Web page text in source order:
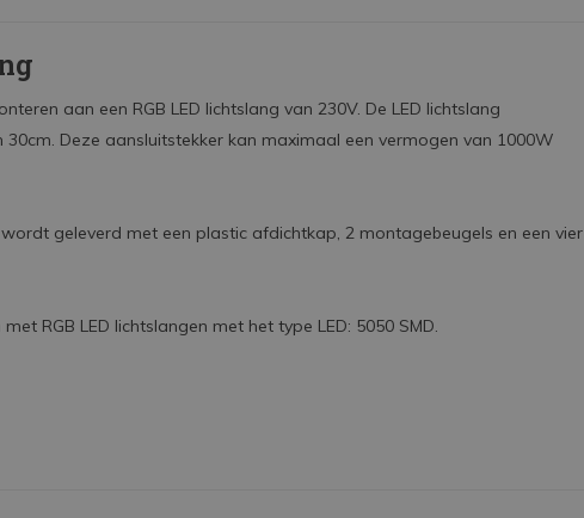
aan een RGB LED lichtslang van 230V. De LED lichtslang
Deze aansluitstekker kan maximaal een vermogen van 1000W
geleverd met een plastic afdichtkap, 2 montagebeugels en een vier
RGB LED lichtslangen met het type LED: 5050 SMD.